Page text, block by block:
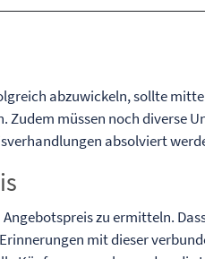
abzuwickeln, sollte
Zudem müssen noch diverse
absolviert
zu ermitteln.
mit dieser